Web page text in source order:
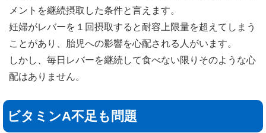
メントを継続摂取した条件と言えます。
妊婦がレバーを１回摂取すると耐容上限量を超えてしまう
ことがあり、胎児への影響を心配される人がいます。
しかし、毎日レバーを継続して食べない限りそのような心
配はありません。
ビタミンA不足も問題